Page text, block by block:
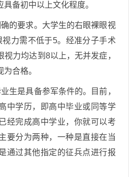
备初中以上文化程度。
的要求。大学生的右眼裸眼视
力需不低于5。经准分子手术
力均达到8以上，无并发症，
合格。
生是具备参军条件的。目前，
中学历，即高中毕业或同等学
经完成高中学业，你就可以考
要分为两种，一种是直接在当
通过其他指定的征兵点进行报